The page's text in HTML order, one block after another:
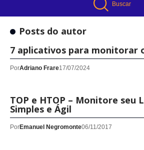
Buscar
Posts do autor
7 aplicativos para monitorar
PorAdriano Frare17/07/2024
TOP e HTOP – Monitore seu
Simples e Ágil
PorEmanuel Negromonte06/11/2017